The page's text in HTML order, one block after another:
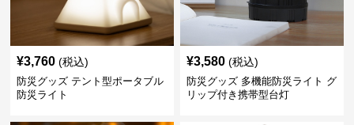
¥3,760 (税込)
防災グッズ テント型ポータブル
防災ライト
¥3,580 (税込)
防災グッズ 多機能防災ライト グ
リップ付き携帯型台灯